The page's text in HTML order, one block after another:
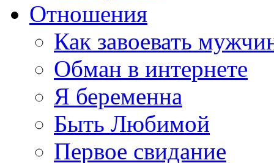
Отношения
Как завоевать
Обман в интернете
Я беременна
Быть Любимой
Первое свидание